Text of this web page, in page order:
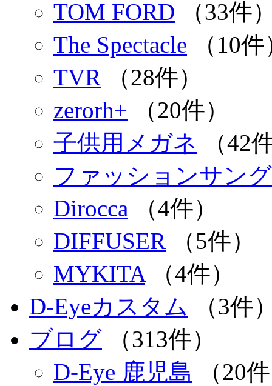
TOM FORD （33件
The Spectacle （10
TVR （28件）
zerorh+ （20件）
子供用メガネ
（42
ファッションサン
Dirocca （4件）
DIFFUSER （5件）
MYKITA（4件）
D-Eyeカスタム （3件
ブログ （313件）
D-Eye 鹿児島 （20